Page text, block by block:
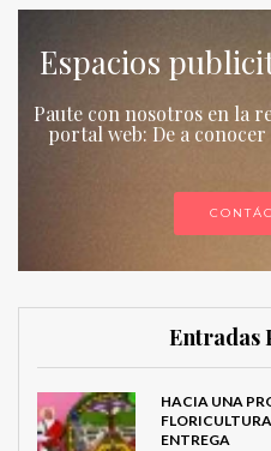
Espacios
Paute con nosotros en la
portal web: De a
Entradas
HACIA UNA
ENTREGA